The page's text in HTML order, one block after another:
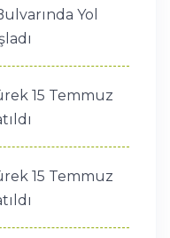
Yol
15 Temmuz
15 Temmuz